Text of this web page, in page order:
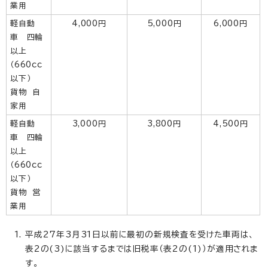
業用
軽自動
車 四輪
以上
（660cc
以下）
貨物 自
家用
4,000円 5,000円 6,000円
軽自動
車 四輪
以上
（660cc
以下）
貨物 営
業用
3,000円 3,800円 4,500円
平成27年3月31日以前に最初の新規検査を受けた車両は、
表2の(3)に該当するまでは旧税率（表2の(1)）が適用されま
す。